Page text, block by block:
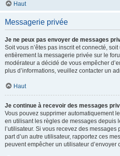
Haut
Messagerie privée
Je ne peux pas envoyer de messages
Soit vous n’êtes pas inscrit et connecté,
entièrement la messagerie privée sur le
modérateur a décidé de vous empêcher
plus d’informations, veuillez contacter un
Haut
Je continue à recevoir des messages
Vous pouvez supprimer automatiquement
en utilisant les règles de messages depuis
l’utilisateur. Si vous recevez des
part d’un autre utilisateur, rapportez ces
peuvent empêcher un utilisateur d’envoyer